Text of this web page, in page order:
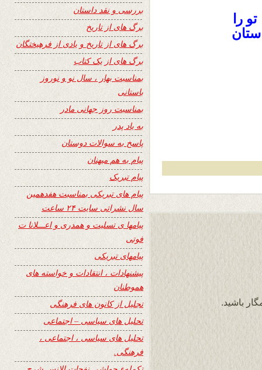
را
باشید.
بررسی و نقد داستان
برگ های از تاریخ
برگ های از تاریخ و یادی از فرهیختگان
برگ های از یک کتاب
بمناسبت بهار ، سال نو و نوروز
باستانی
بمناسبت روز جهانی مادر
به یاد پدر
پاسخ به سوالات دوستان
پیام به هم میهنان
پیام تبریک
پیام های تبریکی بمناسبت هفدهمین
سال نشراتی سایت ۲۴ ساعت
پیامها ی تسلیت و همدری و اعـــلانا ت
فوتی
پیامهای تبریکی
پیشنهادات ، انتقادات و خواسته های
هموطنان
تجلیل از کانون های فرهنگی
تحلیل های سیاسی – اجتماعی
تحلیل های سیاسی ، اجتماعی ،
فرهنگی.